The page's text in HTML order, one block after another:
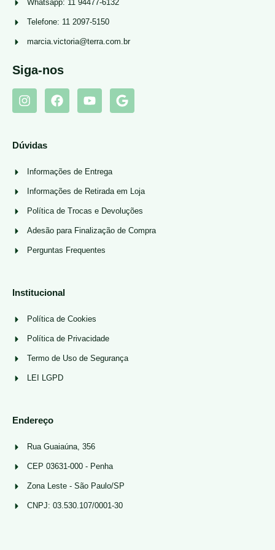
Whatsapp: 11 94477-6132
Telefone: 11 2097-5150
marcia.victoria@terra.com.br
Siga-nos
Dúvidas
Informações de Entrega
Informações de Retirada em Loja
Política de Trocas e Devoluções
Adesão para Finalização de Compra
Perguntas Frequentes
Institucional
Política de Cookies
Política de Privacidade
Termo de Uso de Segurança
LEI LGPD
Endereço
Rua Guaiaúna, 356
CEP 03631-000 - Penha
Zona Leste - São Paulo/SP
CNPJ: 03.530.107/0001-30